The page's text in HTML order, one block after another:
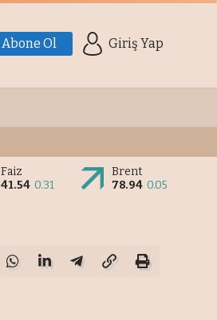
Abone Ol Giriş Yap
Faiz
41.54 0.31
Brent
78.94 0.05